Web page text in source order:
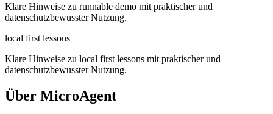
Klare Hinweise zu runnable demo mit praktischer und
datenschutzbewusster Nutzung.
local first lessons
Klare Hinweise zu local first lessons mit praktischer und
datenschutzbewusster Nutzung.
Über MicroAgent